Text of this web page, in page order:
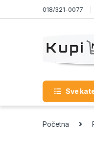
Skip to navigation018/321-0077
Sve
Početna